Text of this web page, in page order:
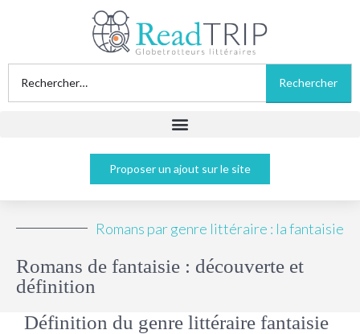
Proposer un ajout sur le site
Romans par genre littéraire : la fantaisie
Romans de fantaisie : découverte et
définition
Définition du genre littéraire fantaisie